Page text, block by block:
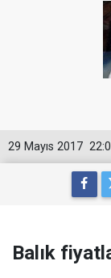
29 Mayıs 2017
Balık